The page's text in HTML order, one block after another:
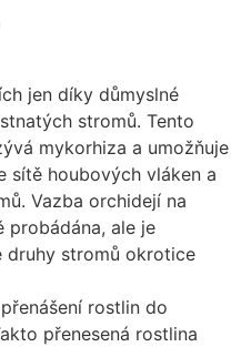
jen díky důmyslné
stromů. Tento
mykorhiza a umožňuje
sítě houbových vláken a
Vazba orchidejí na
probádána, ale je
druhy stromů okrotice
rostlin do
přenesená rostlina